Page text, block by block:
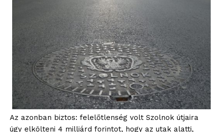
Az azonban biztos: felelőtlenség volt Szolnok útjaira
úgy elkölteni 4 milliárd forintot, hogy az utak alatti,